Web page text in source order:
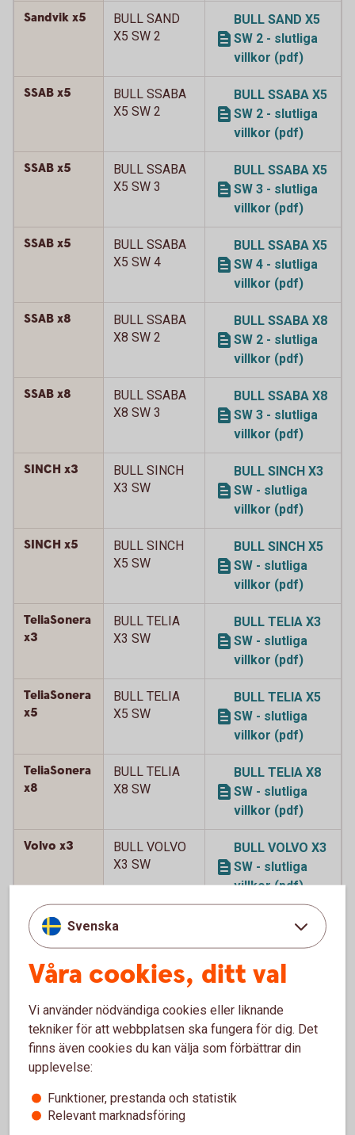
Sandvik x5
BULL SAND
X5 SW 2
BULL SAND X5
SW 2 - slutliga
villkor (pdf)
SSAB x5
BULL SSABA
X5 SW 2
BULL SSABA X5
SW 2 - slutliga
villkor (pdf)
SSAB x5
BULL SSABA
X5 SW 3
BULL SSABA X5
SW 3 - slutliga
villkor (pdf)
SSAB x5
BULL SSABA
X5 SW 4
BULL SSABA X5
SW 4 - slutliga
villkor (pdf)
SSAB x8
BULL SSABA
X8 SW 2
BULL SSABA X8
SW 2 - slutliga
villkor (pdf)
SSAB x8
BULL SSABA
X8 SW 3
BULL SSABA X8
SW 3 - slutliga
villkor (pdf)
SINCH x3
BULL SINCH
X3 SW
BULL SINCH X3
SW - slutliga
villkor (pdf)
SINCH x5
BULL SINCH
X5 SW
BULL SINCH X5
SW - slutliga
villkor (pdf)
TeliaSonera
x3
BULL TELIA
X3 SW
BULL TELIA X3
SW - slutliga
villkor (pdf)
TeliaSonera
x5
BULL TELIA
X5 SW
BULL TELIA X5
SW - slutliga
villkor (pdf)
TeliaSonera
x8
BULL TELIA
X8 SW
BULL TELIA X8
SW - slutliga
villkor (pdf)
Volvo x3
BULL VOLVO
X3 SW
BULL VOLVO X3
SW - slutliga
villkor (pdf)
Volvo x5
BULL VOLVO
BULL VOLVO X5
villkor (pdf)
X5 SW 2
SW 2 - slutliga
villkor (pdf)
Volvo x5
X5 SW 3
SW 3 - slutliga
Svenska
Våra cookies, ditt val
Vi använder nödvändiga cookies eller liknande
tekniker för att webbplatsen ska fungera för dig. Det
finns även cookies du kan välja som förbättrar din
upplevelse:
Funktioner, prestanda och statistik
Relevant marknadsföring